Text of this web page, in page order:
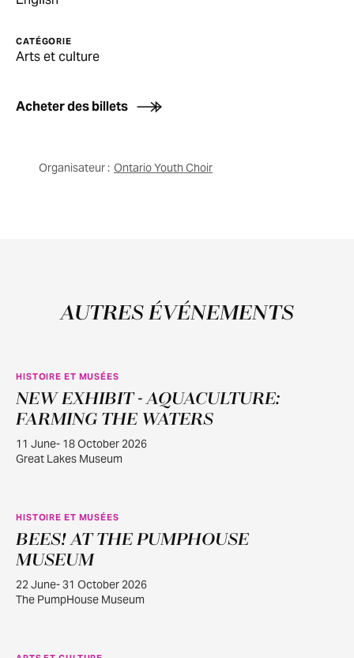
CATÉGORIE
Arts et culture
Acheter des billets
Organisateur : Ontario Youth Choir
AUTRES ÉVÉNEMENTS
JUIN
11
HISTOIRE ET MUSÉES
NEW EXHIBIT - AQUACULTURE:
FARMING THE WATERS
11 June- 18 October 2026
Great Lakes Museum
JUIN
22
HISTOIRE ET MUSÉES
BEES! AT THE PUMPHOUSE
MUSEUM
22 June- 31 October 2026
The PumpHouse Museum